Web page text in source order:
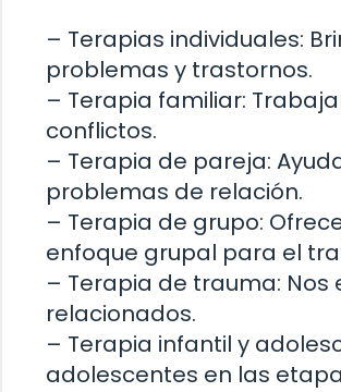
– Terapias individuales:
problemas y trastornos.
– Terapia familiar:
conflictos.
– Terapia de pareja:
problemas de relación.
– Terapia de grupo:
enfoque grupal para el
– Terapia de trauma:
relacionados.
– Terapia infantil y
adolescentes en las